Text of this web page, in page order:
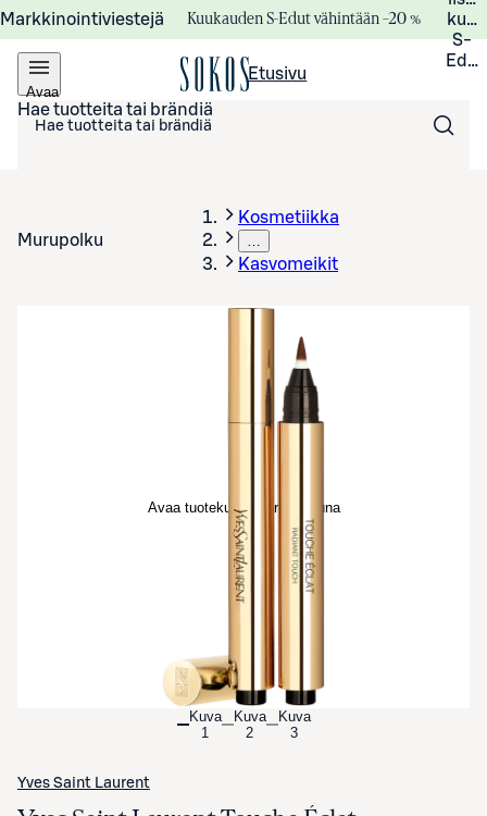
Markkinointiviestejä Kuukauden S-Edut vähintään –20 %
S-
Avaa
valikko
Etusivu
Hae tuotteita tai brändiä
Murupolku
Kosmetiikka
…
Kasvomeikit
Avaa tuotekuva suurennettuna
Kuva
1
Kuva
2
Kuva
3
Yves Saint Laurent